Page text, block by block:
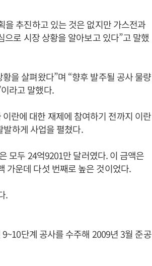
을 추진하고 있는 것은 없지만 가스전과
로 시장 상황을 알아보고 있다”고 말했
을 살펴왔다”며 “향후 발주될 공사 물량
라고 말했다.
란에 대한 재제에 참여하기 전까지 이란
하게 사업을 펼쳤다.
모두 24억9201만 달러였다. 이 금액은
가운데 다섯 번째로 높은 것이었다.
.
단계 공사를 수주해 2009년 3월 준공